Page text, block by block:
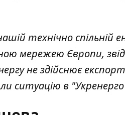
технічно спільній
мережею Європи,
не здійснює експорт
ситуацію в